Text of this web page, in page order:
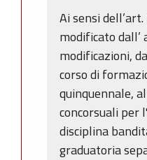
Ai sensi
modificato dall’
modificazioni,
corso di
quinquennale,
concorsuali per
disciplina
graduatoria